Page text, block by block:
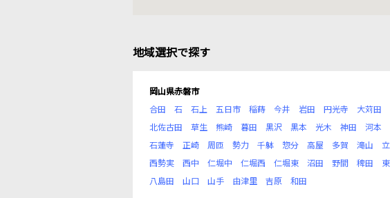
地域選択で探す
岡山県赤磐市
合田
石 石上 五日市 稲蒔 今井 岩田 円光寺 大苅田
北佐古田
草生 熊崎 暮田 黒沢 黒本 光木 神田 河本
石蓮寺
正崎 周匝 勢力 千躰 惣分 高屋 多賀 滝山
西勢実
西中 仁堀中 仁堀西 仁堀東 沼田 野間 稗田
八島田
山口 山手 由津里 吉原 和田